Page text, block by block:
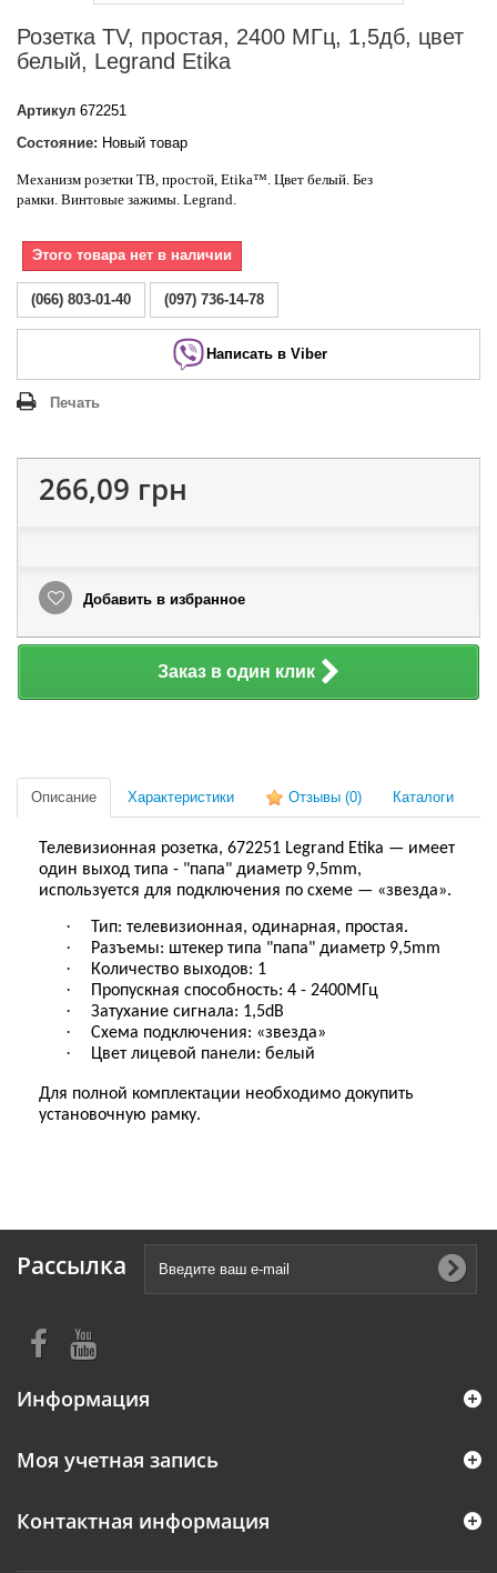
Розетка TV, простая, 2400 МГц, 1,5дб, цвет
белый, Legrand Etika
Артикул 672251
Состояние: Новый товар
Механизм розетки ТВ, простой, Etika™. Цвет белый. Без
рамки. Винтовые зажимы. Legrand.
Этого товара нет в наличии
(066) 803-01-40 (097) 736-14-78
Написать в Viber
Печать
266,09 грн
Добавить в избранное
Заказ в один клик
Описание Характеристики Отзывы (0) Каталоги
Телевизионная розетка, 672251 Legrand Etika — имеет
один выход типа - "папа" диаметр 9,5mm,
используется для подключения по схеме — «звезда».
· Тип: телевизионная, одинарная, простая.
· Разъемы: штекер типа "папа" диаметр 9,5mm
· Количество выходов: 1
· Пропускная способность: 4 - 2400МГц
· Затухание сигнала: 1,5dB
· Схема подключения: «звезда»
· Цвет лицевой панели: белый
Для полной комплектации необходимо докупить
установочную рамку.
Рассылка
Информация
Моя учетная запись
Контактная информация